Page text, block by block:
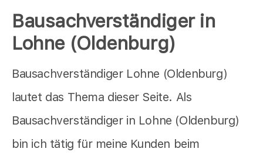
Bausachverständiger in
Lohne (Oldenburg)
Bausachverständiger Lohne (Oldenburg)
lautet das Thema dieser Seite. Als
Bausachverständiger in Lohne (Oldenburg)
bin ich tätig für meine Kunden beim